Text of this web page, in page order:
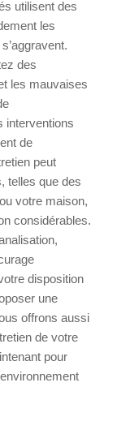
utilisent des
les
des
les mauvaises
interventions
de
peut
telles que des
votre maison,
considérables.
disposition
une
offrons aussi
de votre
pour